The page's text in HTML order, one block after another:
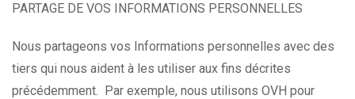
PARTAGE DE VOS INFORMATIONS PERSONNELLES
Nous partageons vos Informations personnelles avec des
tiers qui nous aident à les utiliser aux fins décrites
précédemment. Par exemple, nous utilisons OVH pour